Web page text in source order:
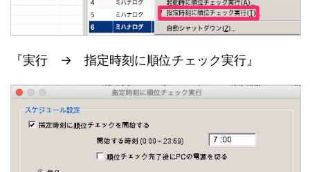
『実行 → 指定時刻に順位チェック実行』